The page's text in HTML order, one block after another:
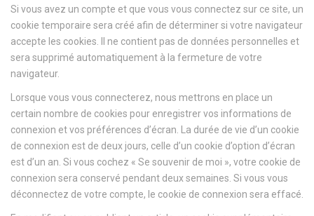
Si vous avez un compte et que vous vous connectez sur ce site, un
cookie temporaire sera créé afin de déterminer si votre navigateur
accepte les cookies. Il ne contient pas de données personnelles et
sera supprimé automatiquement à la fermeture de votre
navigateur.
Lorsque vous vous connecterez, nous mettrons en place un
certain nombre de cookies pour enregistrer vos informations de
connexion et vos préférences d’écran. La durée de vie d’un cookie
de connexion est de deux jours, celle d’un cookie d’option d’écran
est d’un an. Si vous cochez « Se souvenir de moi », votre cookie de
connexion sera conservé pendant deux semaines. Si vous vous
déconnectez de votre compte, le cookie de connexion sera effacé.